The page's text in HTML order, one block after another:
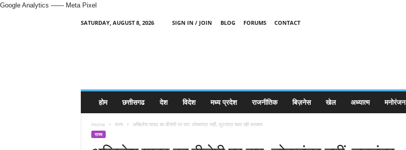
Google Analytics —— Meta Pixel
SATURDAY, AUGUST 8, 2026 SIGN IN / JOIN BLOG FORUMS
CONTACT
होम छत्तीसगढ देश विदेश मध्य प्रदेश राजनीतिक बिज़नेस खेल अध्यात्म मनोरंजन
Home राज्य अखिलेश यादव का बीजेपी पर वार: लोकतंत्र नहीं, लूटतंत्र चला रही सरकार
राज्य